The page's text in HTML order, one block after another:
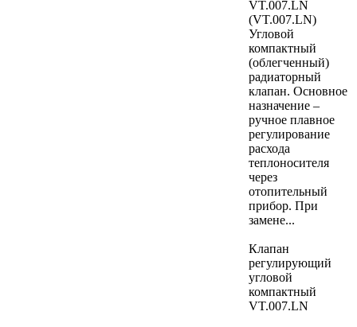
VT.007.LN
(VT.007.LN)
Угловой
компактный
(облегченный)
радиаторный
клапан. Основное
назначение –
ручное плавное
регулирование
расхода
теплоносителя
через
отопительный
прибор. При
замене...
Клапан
регулирующий
угловой
компактный
VT.007.LN